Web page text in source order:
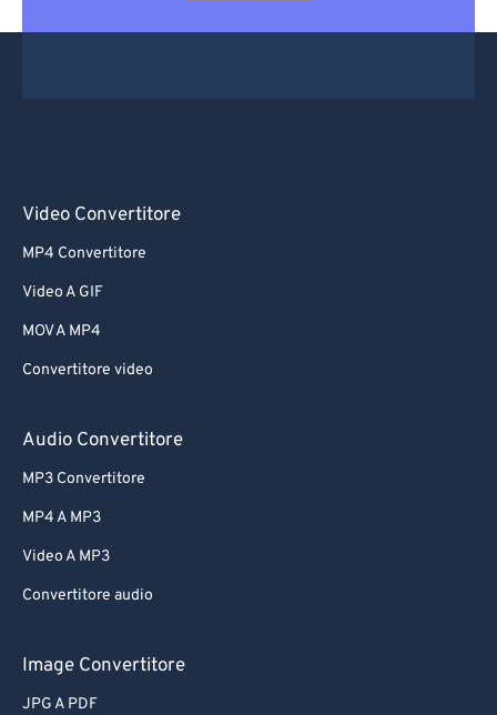
Video Convertitore
MP4 Convertitore
Video A GIF
MOV A MP4
Convertitore video
Audio Convertitore
MP3 Convertitore
MP4 A MP3
Video A MP3
Convertitore audio
Image Convertitore
JPG A PDF